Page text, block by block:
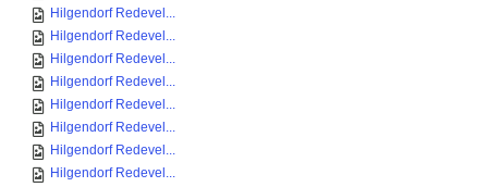
Hilgendorf Redevel...
Hilgendorf Redevel...
Hilgendorf Redevel...
Hilgendorf Redevel...
Hilgendorf Redevel...
Hilgendorf Redevel...
Hilgendorf Redevel...
Hilgendorf Redevel...